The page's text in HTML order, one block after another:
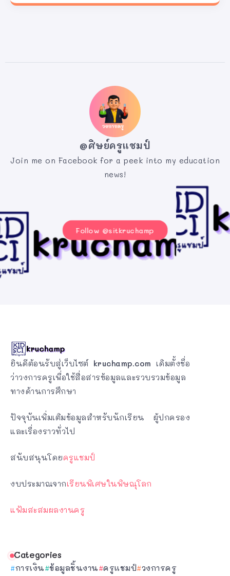
@ศิษย์ครูแชมป์
Join me on Facebook for a peek into my education
news!
Follow @sitkruchamp
ยินดีต้อนรับสู่เว็บไซต์ kruchamp.com เดิมตั้งชื่อ
ว่าวงการครูเพื่อใช้สื่อสารข้อมูลและรวบรวมข้อมูล
ทางด้านการศึกษา
ปัจจุบันเพิ่มเติมข้อมูลสำหรับนักเรียน ผู้ปกครอง
และเรื่องราวทั่วไป
สนับสนุนโดยครูแชมป์
งบประมาณจากเรียนพิเศษในพิษณุโลก
แฟ้มสะสมผลงานครู
Categories
การเงิน ข้อมูลชิ้นงาน ครูแชมป์ วงการครู